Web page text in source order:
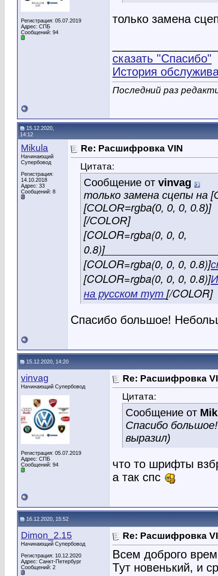
Регистрация: 05.07.2019
Адрес: СПБ
Сообщений: 94
только замена
сказать "Спасибо"
История
Последний раз
15.12.2020,
14:12
Mikula
Начинающий
Супербовод
Регистрация:
14.10.2018
Адрес: 33
Сообщений: 8
Re: Расшифровка VIN
Цитата:
Сообщение от vinvag
только замена сцепы на
[COLOR=rgba(0, 0, 0, 0.8)]
[/COLOR]
[COLOR=rgba(0, 0, 0,
[COLOR=rgba(0, 0, 0, 0.8)]
[COLOR=rgba(0, 0, 0, 0.8)]
на русском тут [/COLOR]
Спасибо большое!
15.12.2020, 14:20
vinvag
Начинающий Супербовод
Регистрация: 05.07.2019
Адрес: СПБ
Сообщений: 94
Re: Расшифровка
Цитата:
Сообщение от
Спасибо
выразил)
что то шрифты
а так спс
16.12.2020, 15:52
Dimon_2.15
Начинающий Супербовод
Регистрация: 10.12.2020
Адрес: Санкт-Петербург
Сообщений: 2
Re: Расшифровка
Всем доброго
Тут новенький, и